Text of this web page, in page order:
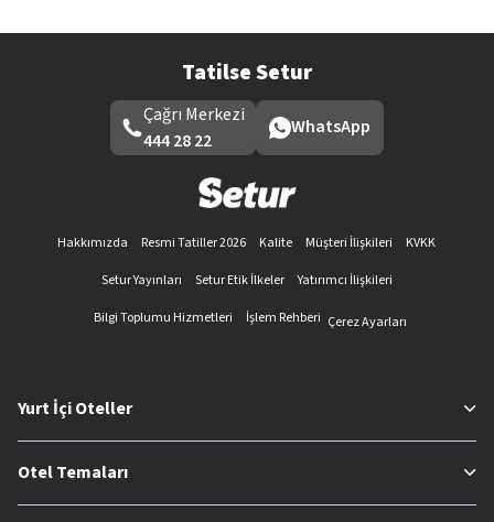
Tatilse Setur
Çağrı Merkezi
444 28 22
WhatsApp
Hakkımızda Resmi Tatiller 2026 Kalite Müşteri İlişkileri
KVKK
Setur Yayınları
Setur Etik İlkeler
Yatırımcı İlişkileri
Bilgi Toplumu Hizmetleri
İşlem Rehberi Çerez Ayarları
Yurt İçi Oteller
Otel Temaları